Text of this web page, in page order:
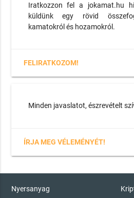
Iratkozzon fel a jokamat.hu
küldünk egy rövid
kamatokról és hozamokról.
FELIRATKOZOM!
Minden javaslatot, észrevételt
ÍRJA MEG VÉLEMÉNYÉT!
Nyersanyag